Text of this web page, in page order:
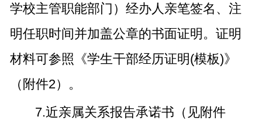
学校主管职能部门）经办人亲笔签名、注
明任职时间并加盖公章的书面证明。证明
材料可参照《学生干部经历证明(模板)》
（附件2）。
7.近亲属关系报告承诺书（见附件